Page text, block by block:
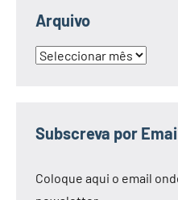
Arquivo
Arquivo
Subscreva por
Coloque aqui o email